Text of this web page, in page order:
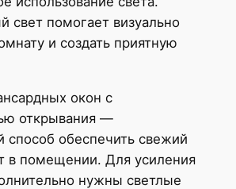
свет помогает визуально
и создать приятную
окон с
открывания —
способ обеспечить свежий
в помещении. Для усиления
нужны светлые